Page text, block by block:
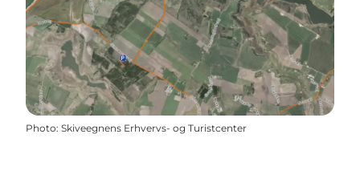
Photo: Skiveegnens Erhvervs- og Turistcenter